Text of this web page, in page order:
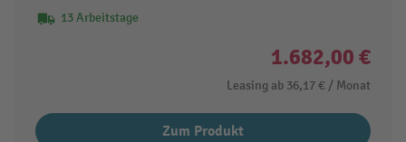
13 Arbeitstage
1.682,00 €
Leasing ab 36,17 € / Monat
Zum Produkt